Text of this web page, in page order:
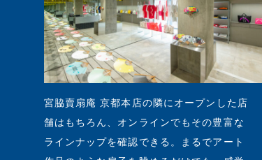
宮脇賣扇庵 京都本店の隣にオープンした店
舗はもちろん、オンラインでもその豊富な
ラインナップを確認できる。まるでアート